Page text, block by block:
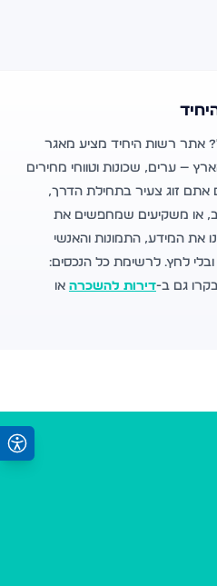
אתר רשות היחיד מציע מאגר
— ערים, שכונות וטווחי מחירים
זוג צעיר בתחילת הדרך,
או משקיעים שמחפשים את
את המידע, התמונות והאנשי
לחץ. לרשימת כל הנכסים:
גם ב-דירות להשכרה או